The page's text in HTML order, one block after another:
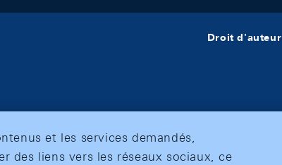
Droit d'auteur
et les services demandés,
des liens vers les réseaux sociaux, ce